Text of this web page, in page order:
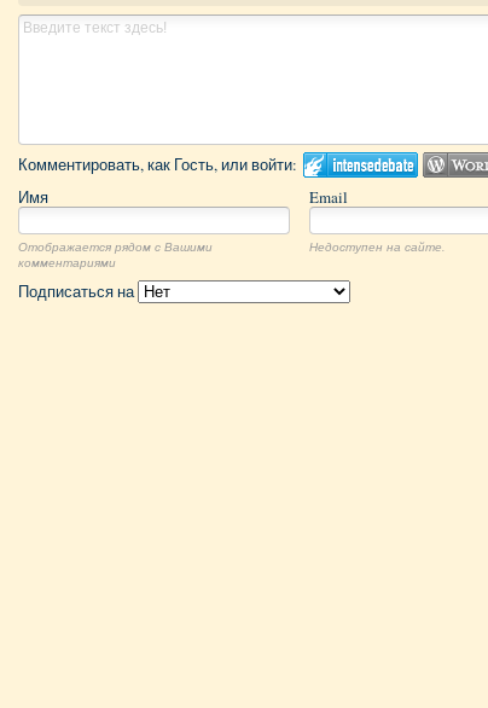
Комментировать, как Гость, или войти:
Имя
Email
Отображается рядом с Вашими
комментариями
Недоступен на сайте.
Подписаться на